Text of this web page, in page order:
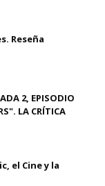
Reseña
2, EPISODIO
LA CRÍTICA
el Cine y la